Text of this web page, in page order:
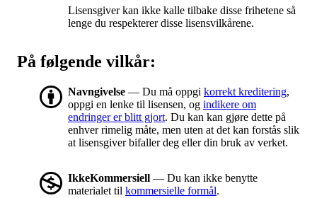
Lisensgiver kan ikke kalle tilbake disse frihetene så
lenge du respekterer disse lisensvilkårene.
På følgende vilkår:
Navngivelse — Du må oppgi korrekt kreditering,
oppgi en lenke til lisensen, og indikere om
endringer er blitt gjort. Du kan kan gjøre dette på
enhver rimelig måte, men uten at det kan forstås slik
at lisensgiver bifaller deg eller din bruk av verket.
IkkeKommersiell — Du kan ikke benytte
materialet til kommersielle formål.